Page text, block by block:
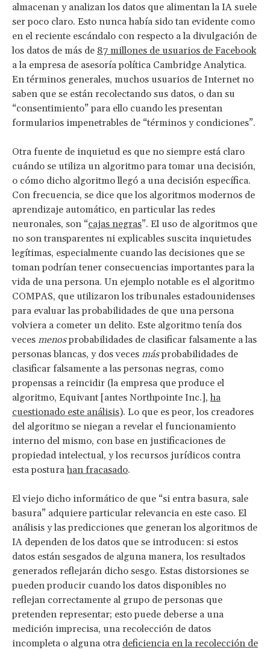
almacenan y analizan los datos que alimentan la IA suele
ser poco claro. Esto nunca había sido tan evidente como
en el reciente escándalo con respecto a la divulgación de
los datos de más de 87 millones de usuarios de Facebook
a la empresa de asesoría política Cambridge Analytica.
En términos generales, muchos usuarios de Internet no
saben que se están recolectando sus datos, o dan su
“consentimiento” para ello cuando les presentan
formularios impenetrables de “términos y condiciones”.
Otra fuente de inquietud es que no siempre está claro
cuándo se utiliza un algoritmo para tomar una decisión,
o cómo dicho algoritmo llegó a una decisión específica.
Con frecuencia, se dice que los algoritmos modernos de
aprendizaje automático, en particular las redes
neuronales, son “cajas negras”. El uso de algoritmos que
no son transparentes ni explicables suscita inquietudes
legítimas, especialmente cuando las decisiones que se
toman podrían tener consecuencias importantes para la
vida de una persona. Un ejemplo notable es el algoritmo
COMPAS, que utilizaron los tribunales estadounidenses
para evaluar las probabilidades de que una persona
volviera a cometer un delito. Este algoritmo tenía dos
veces menosprobabilidades de clasificar falsamente a las
personas blancas, y dos veces másprobabilidades de
clasificar falsamente a las personas negras, como
propensas a reincidir (la empresa que produce el
algoritmo, Equivant [antes Northpointe Inc.],ha
cuestionado este análisis). Lo que es peor, los creadores
del algoritmo se niegan a revelar el funcionamiento
interno del mismo, con base en justificaciones de
propiedad intelectual, y los recursos jurídicos contra
esta posturahan fracasado.
El viejo dicho informático de que “si entra basura, sale
basura” adquiere particular relevancia en este caso. El
análisis y las predicciones que generan los algoritmos de
IA dependen de los datos que se introducen: si estos
datos están sesgados de alguna manera, los resultados
generados reflejarán dicho sesgo. Estas distorsiones se
pueden producir cuando los datos disponibles no
reflejan correctamente al grupo de personas que
pretenden representar; esto puede deberse a una
medición imprecisa, una recolección de datos
incompleta o alguna otra deficiencia en la recolección de